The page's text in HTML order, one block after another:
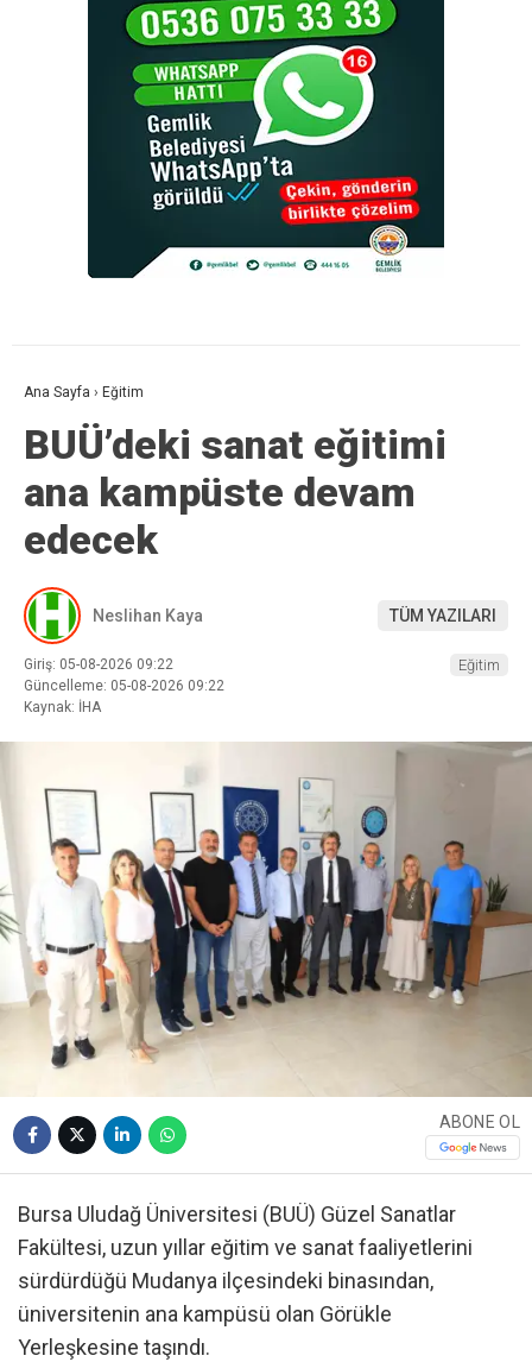
Ana Sayfa › Eğitim
BUÜ’deki sanat eğitimi
ana kampüste devam
edecek
Neslihan Kaya TÜM YAZILARI
Giriş: 05-08-2026 09:22
Güncelleme: 05-08-2026 09:22
Kaynak: İHA
Eğitim
ABONE OL
Bursa Uludağ Üniversitesi (BUÜ) Güzel Sanatlar
Fakültesi, uzun yıllar eğitim ve sanat faaliyetlerini
sürdürdüğü Mudanya ilçesindeki binasından,
üniversitenin ana kampüsü olan Görükle
Yerleşkesine taşındı.